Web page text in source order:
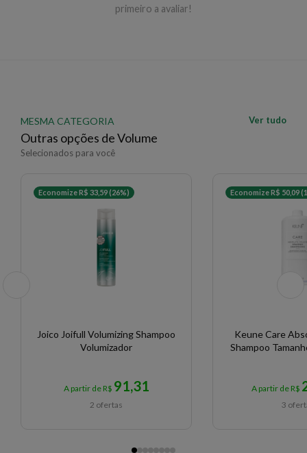
primeiro a avaliar!
MESMA CATEGORIA
Outras opções de Volume
Selecionados para você
Ver tudo
Economize R$ 33,59 (26%)
Joico Joifull Volumizing Shampoo
Volumizador
A partir de R$ 91,31
2 ofertas
Economize R$ 50,09
Keune Care
Shampoo
A partir de R$
3